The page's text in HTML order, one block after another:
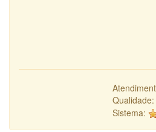
Qualidade:
Sistema: